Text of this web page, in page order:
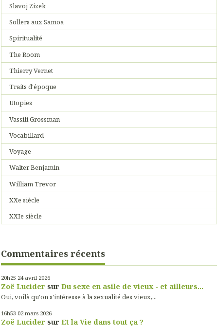
Slavoj Zizek
Sollers aux Samoa
Spiritualité
The Room
Thierry Vernet
Traits d'époque
Utopies
Vassili Grossman
Vocabillard
Voyage
Walter Benjamin
William Trevor
XXe siècle
XXIe siècle
Commentaires récents
20h25 24 avril 2026
Zoë Lucider sur Du sexe en asile de vieux - et ailleurs...
Oui, voilà qu'on s'intéresse à la sexualité des vieux,...
16h53 02 mars 2026
Zoë Lucider sur Et la Vie dans tout ça ?